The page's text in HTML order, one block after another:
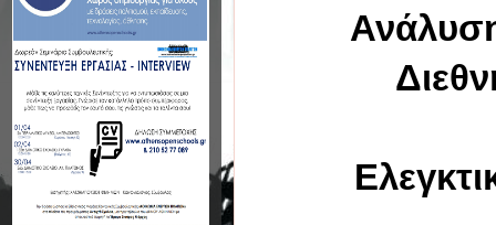
Ανάλυση